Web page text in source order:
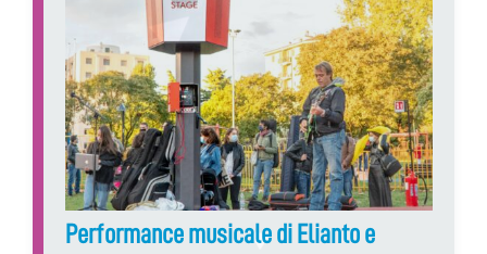
Performance musicale di Elianto e